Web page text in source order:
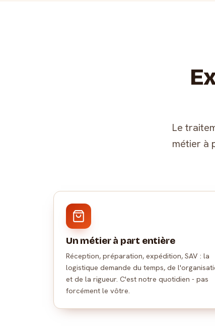
Le
métier à
Un métier à part entière
Réception, préparation, expédition, SAV : la
logistique demande du temps, de
et de la rigueur. C'est notre quotidien - pas
forcément le vôtre.